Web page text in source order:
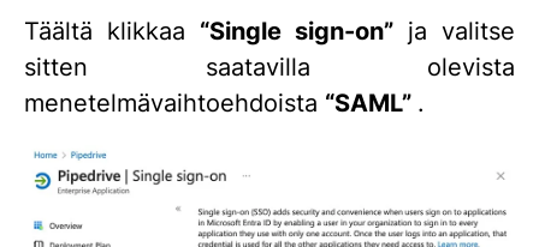
Täältä klikkaa “Single sign-on” ja valitse
sitten saatavilla olevista
menetelmävaihtoehdoista “SAML” .